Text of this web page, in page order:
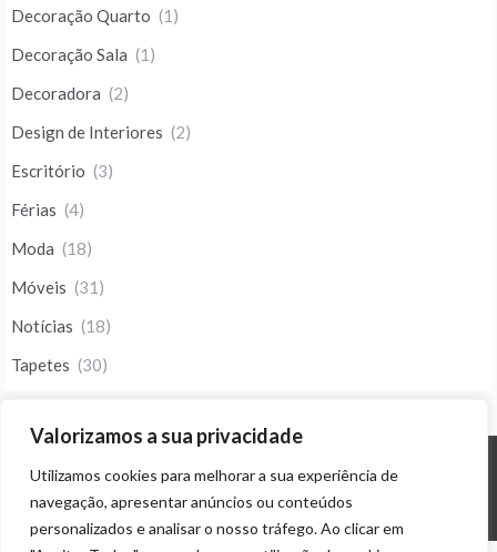
Valorizamos a sua privacidade
Utilizamos cookies para melhorar a sua experiência de
navegação, apresentar anúncios ou conteúdos
personalizados e analisar o nosso tráfego. Ao clicar em
Decoração Quarto (1)
Decoração Sala (1)
Decoradora (2)
Design de Interiores (2)
Escritório (3)
Férias (4)
Moda (18)
Móveis (31)
Notícias (18)
Tapetes (30)
© ALL RIGHTS RESERVED 2023 THEME: PROMOS BY